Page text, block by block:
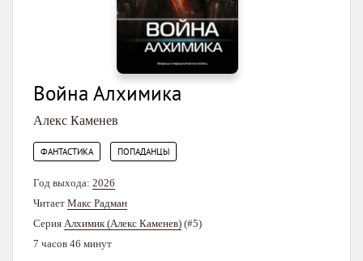
Война Алхимика
Алекс Каменев
ФАНТАСТИКА ПОПАДАНЦЫ
Год выхода: 2026
Читает Макс Радман
Серия Алхимик (Алекс Каменев) (#5)
7 часов 46 минут